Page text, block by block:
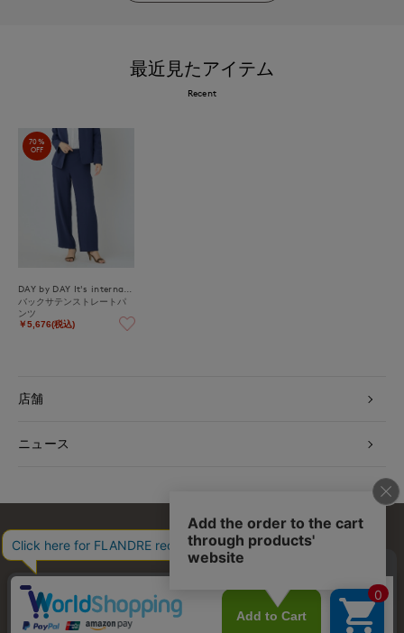
最近見たアイテム
Recent
70%
OFF
バックサテンストレートパ
ンツ
￥5,676(税込)
店舗
ニュース
お問い合わせ 利用規約 会社概要 プライバシーポリシー
特定商取引・古物営業法に基づく表示 店舗リスト